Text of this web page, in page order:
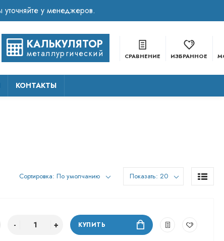
КАЛЬКУЛЯТОР
металлургический СРАВНЕНИЕ ИЗБРАННОЕ
КОНТАКТЫ
По умолчанию Показать: 20
КУПИТЬ